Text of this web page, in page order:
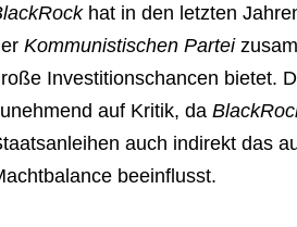
hat in den letzten
Kommunistischen Partei
Investitionschancen bietet.
auf Kritik, da
auch indirekt das
beeinflusst.